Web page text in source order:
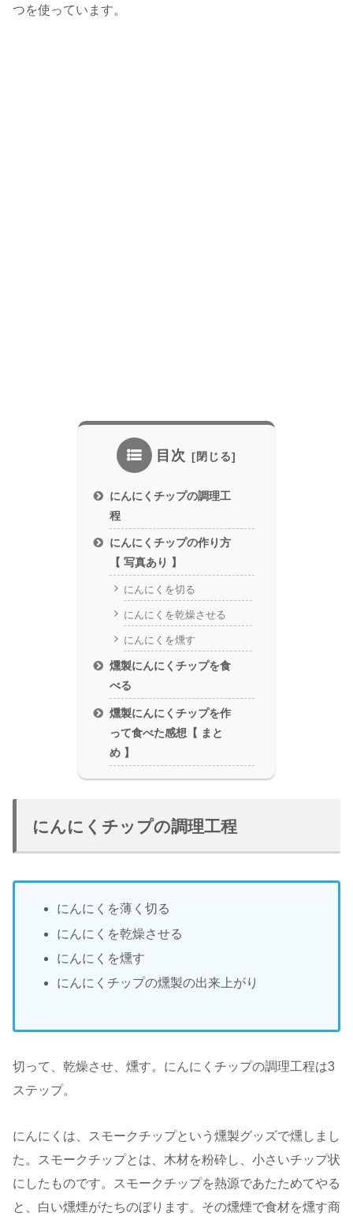
つを使っています。
目次
にんにくチップの調理工
程
にんにくチップの作り方
【 写真あり 】
にんにくを切る
にんにくを乾燥させる
にんにくを燻す
燻製にんにくチップを食
べる
燻製にんにくチップを作
って食べた感想【 まと
め 】
にんにくチップの調理工程
にんにくを薄く切る
にんにくを乾燥させる
にんにくを燻す
にんにくチップの燻製の出来上がり
切って、乾燥させ、燻す。にんにくチップの調理工程は3
ステップ。
にんにくは、スモークチップという燻製グッズで燻しまし
た。スモークチップとは、木材を粉砕し、小さいチップ状
にしたものです。スモークチップを熱源であたためてやる
と、白い燻煙がたちのぼります。その燻煙で食材を燻す商